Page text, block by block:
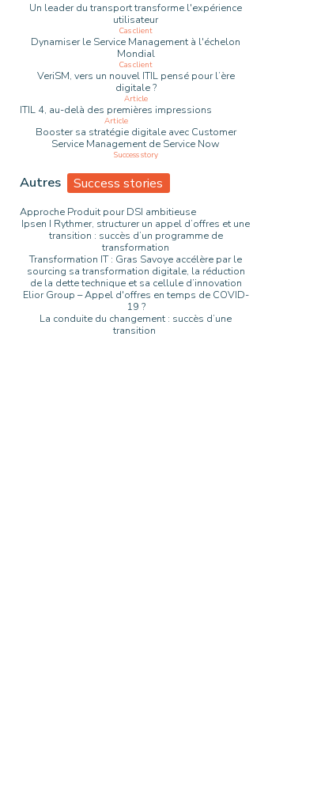
Un leader du transport transforme l'expérience
utilisateur
Cas client
Dynamiser le Service Management à l'échelon
Mondial
Cas client
VeriSM, vers un nouvel ITIL pensé pour l’ère
digitale ?
Article
ITIL 4, au-delà des premières impressions
Article
Booster sa stratégie digitale avec Customer
Service Management de Service Now
Success story
Autres Success stories
Approche Produit pour DSI ambitieuse
Ipsen I Rythmer, structurer un appel d’offres et une
transition : succès d’un programme de
transformation
Transformation IT : Gras Savoye accélère par le
sourcing sa transformation digitale, la réduction
de la dette technique et sa cellule d’innovation
Elior Group – Appel d'offres en temps de COVID-
19 ?
La conduite du changement : succès d’une
transition